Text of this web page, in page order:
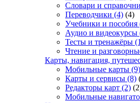
Словари и
Переводчики (4) (4)
Учебники и пособия
Аудио и видеокурсы
Тесты и тренажёры
Чтение и
Карты, навигация,
Мобильные карты (9)
Карты и сервисы (8)
Редакторы карт (2)
Мобильные